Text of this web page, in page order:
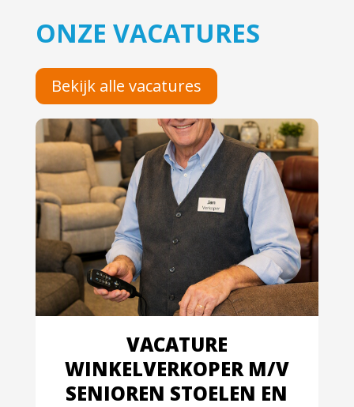
ONZE VACATURES
Bekijk alle vacatures
VACATURE
WINKELVERKOPER M/V
SENIOREN STOELEN EN